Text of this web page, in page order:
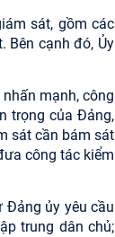
sát, gồm các
Bên cạnh đó, Ủy
mạnh, công
trọng của Đảng,
sát cần bám sát
công tác kiểm
Đảng ủy yêu cầu
trung dân chủ;